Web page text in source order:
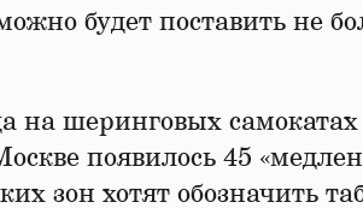
будет поставить не
на шеринговых
появилось 45
зон хотят обозначить